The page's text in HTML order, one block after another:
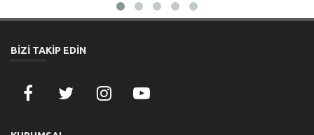
BİZİ TAKİP EDİN